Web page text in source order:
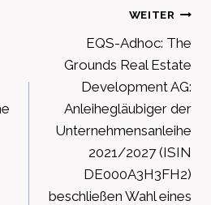
WEITER
EQS-Adhoc: The
Grounds Real Estate
Development AG:
Anleihegläubiger der
Unternehmensanleihe
2021/2027 (ISIN
DE000A3H3FH2)
beschließen Wahl eines